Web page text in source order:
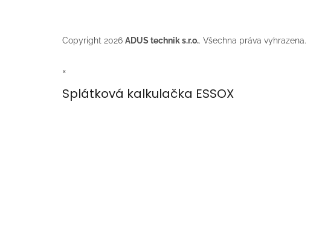
Copyright 2026 ADUS technik s.r.o.. Všechna práva vyhrazena.
×
Splátková kalkulačka ESSOX